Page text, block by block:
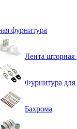
фурнитура
Лента шторная
Фурнитура для
Бахрома